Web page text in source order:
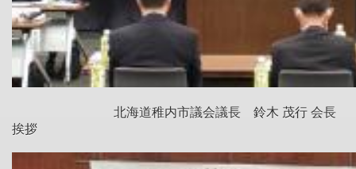
北海道稚内市議会議長 鈴木 茂行 会長
挨拶